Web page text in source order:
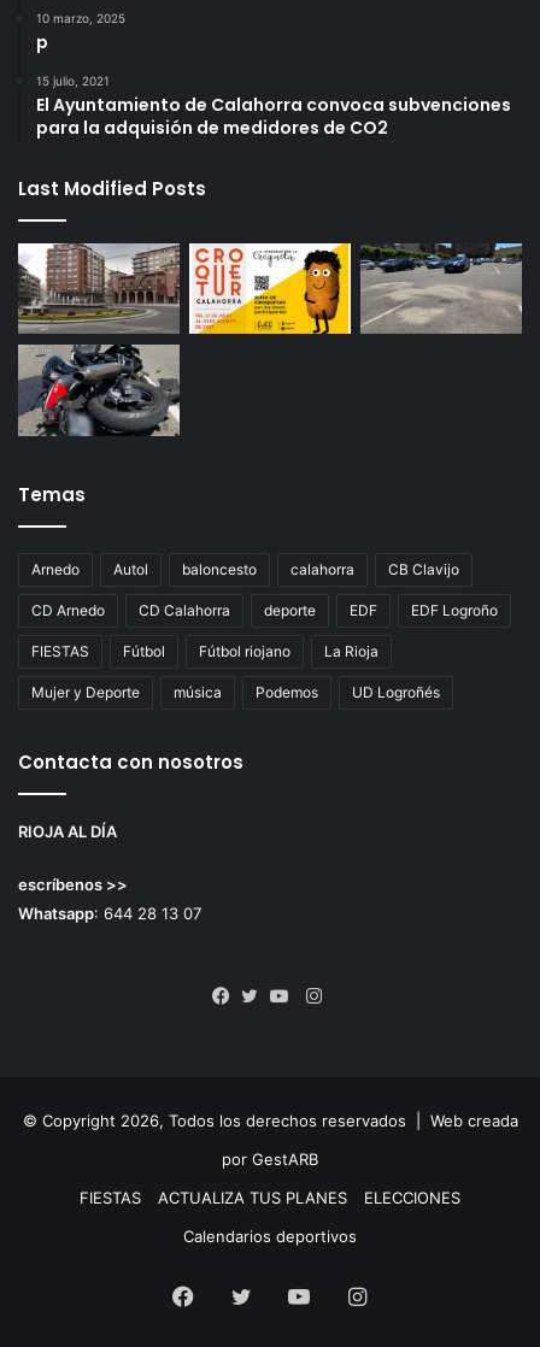
10 marzo, 2025
p
15 julio, 2021
El Ayuntamiento de Calahorra convoca subvenciones
para la adquisión de medidores de CO2
Last Modified Posts
Temas
Arnedo Autol baloncesto calahorra CB Clavijo
CD Arnedo CD Calahorra deporte EDF EDF Logroño
FIESTAS Fútbol Fútbol riojano La Rioja
Mujer y Deporte música Podemos UD Logroñés
Contacta con nosotros
RIOJA AL DÍA
escríbenos >>
Whatsapp: 644 28 13 07
Instagram
© Copyright 2026, Todos los derechos reservados | Web creada
por GestARB
FIESTAS
ACTUALIZA TUS PLANES
ELECCIONES
Calendarios deportivos
Facebook
Twitter YouTubeInstagram